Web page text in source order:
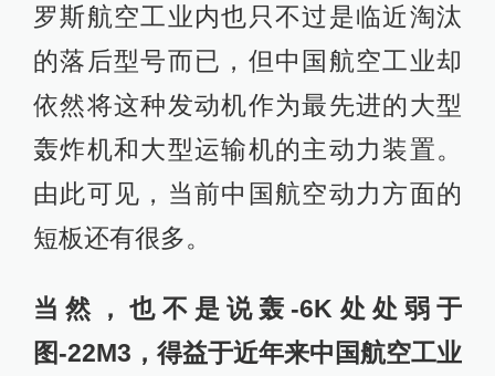
罗斯航空工业内也只不过是临近淘汰
的落后型号而已，但中国航空工业却
依然将这种发动机作为最先进的大型
轰炸机和大型运输机的主动力装置。
由此可见，当前中国航空动力方面的
短板还有很多。
当然，也不是说轰-6K处处弱于
图-22M3，得益于近年来中国航空工业